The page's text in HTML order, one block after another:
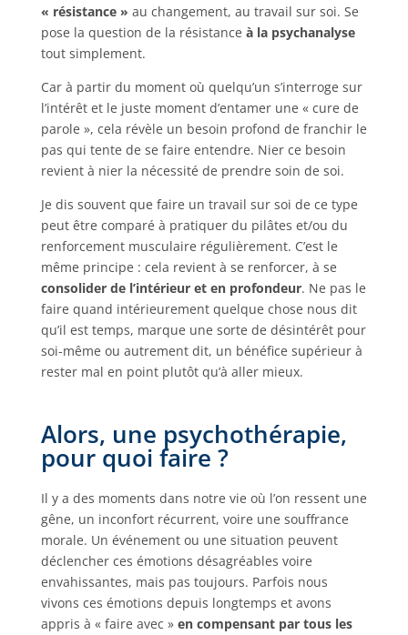
« résistance » au changement, au travail sur soi. Se
pose la question de la résistance à la psychanalyse
tout simplement.
Car à partir du moment où quelqu’un s’interroge sur
l’intérêt et le juste moment d’entamer une « cure de
parole », cela révèle un besoin profond de franchir le
pas qui tente de se faire entendre. Nier ce besoin
revient à nier la nécessité de prendre soin de soi.
Je dis souvent que faire un travail sur soi de ce type
peut être comparé à pratiquer du pilâtes et/ou du
renforcement musculaire régulièrement. C’est le
même principe : cela revient à se renforcer, à se
consolider de l’intérieur et en profondeur. Ne pas le
faire quand intérieurement quelque chose nous dit
qu’il est temps, marque une sorte de désintérêt pour
soi-même ou autrement dit, un bénéfice supérieur à
rester mal en point plutôt qu’à aller mieux.
Alors, une psychothérapie,
pour quoi faire ?
Il y a des moments dans notre vie où l’on ressent une
gêne, un inconfort récurrent, voire une souffrance
morale. Un événement ou une situation peuvent
déclencher ces émotions désagréables voire
envahissantes, mais pas toujours. Parfois nous
vivons ces émotions depuis longtemps et avons
appris à « faire avec » en compensant par tous les